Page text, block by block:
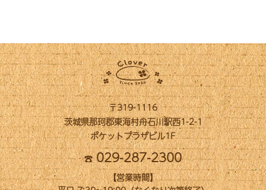
〒319-1116
茨城県那珂郡東海村舟石川駅西1-2-1
ポケットプラザビル1F
029-287-2300
【営業時間】